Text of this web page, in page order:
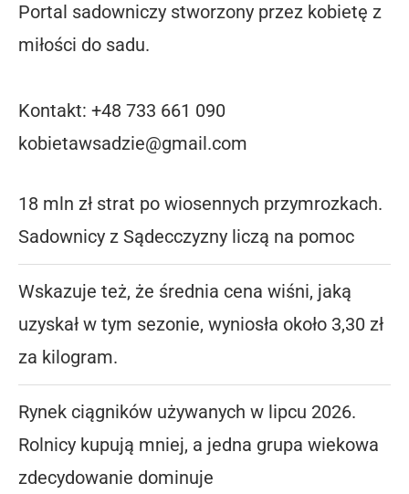
Portal sadowniczy stworzony przez kobietę z
miłości do sadu.
Kontakt: +48 733 661 090
kobietawsadzie@gmail.com
18 mln zł strat po wiosennych przymrozkach.
Sadownicy z Sądecczyzny liczą na pomoc
Wskazuje też, że średnia cena wiśni, jaką
uzyskał w tym sezonie, wyniosła około 3,30 zł
za kilogram.
Rynek ciągników używanych w lipcu 2026.
Rolnicy kupują mniej, a jedna grupa wiekowa
zdecydowanie dominuje